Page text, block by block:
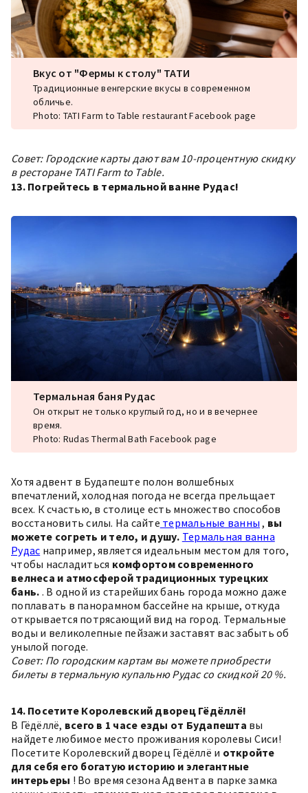
Вкус от "Фермы к столу" ТАТИ
Традиционные венгерские вкусы в современном
обличье.
Photo: TATI Farm to Table restaurant Facebook page
Совет: Городские карты дают вам 10-процентную скидку
в ресторане TATI Farm to Table.
13. Погрейтесь в термальной ванне Рудас!
Термальная баня Рудас
Он открыт не только круглый год, но и в вечернее
время.
Photo: Rudas Thermal Bath Facebook page
Хотя адвент в Будапеште полон волшебных
впечатлений, холодная погода не всегда прельщает
всех. К счастью, в столице есть множество способов
восстановить силы. На сайте термальные ванны , вы
можете согреть и тело, и душу. Термальная ванна
Рудас например, является идеальным местом для того,
чтобы насладиться комфортом современного
велнеса и атмосферой традиционных турецких
бань. . В одной из старейших бань города можно даже
поплавать в панорамном бассейне на крыше, откуда
открывается потрясающий вид на город. Термальные
воды и великолепные пейзажи заставят вас забыть об
унылой погоде.
Совет: По городским картам вы можете приобрести
билеты в термальную купальню Рудас со скидкой 20 %.
14. Посетите Королевский дворец Гёдёллё!
В Гёдёллё, всего в 1 часе езды от Будапешта вы
найдете любимое место проживания королевы Сиси!
Посетите Королевский дворец Гёдёллё и откройте
для себя его богатую историю и элегантные
интерьеры ! Во время сезона Адвента в парке замка